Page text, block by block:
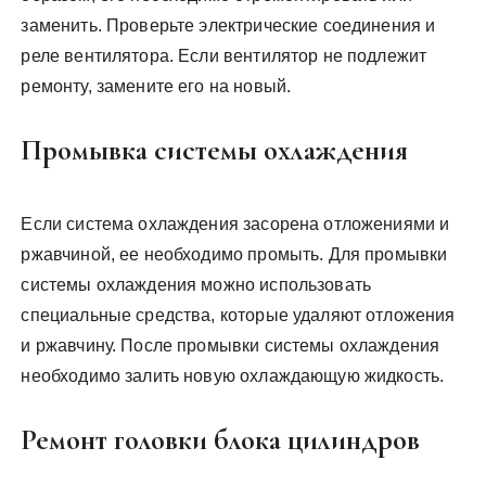
заменить. Проверьте электрические соединения и
реле вентилятора. Если вентилятор не подлежит
ремонту, замените его на новый.
Промывка системы охлаждения
Если система охлаждения засорена отложениями и
ржавчиной, ее необходимо промыть. Для промывки
системы охлаждения можно использовать
специальные средства, которые удаляют отложения
и ржавчину. После промывки системы охлаждения
необходимо залить новую охлаждающую жидкость.
Ремонт головки блока цилиндров